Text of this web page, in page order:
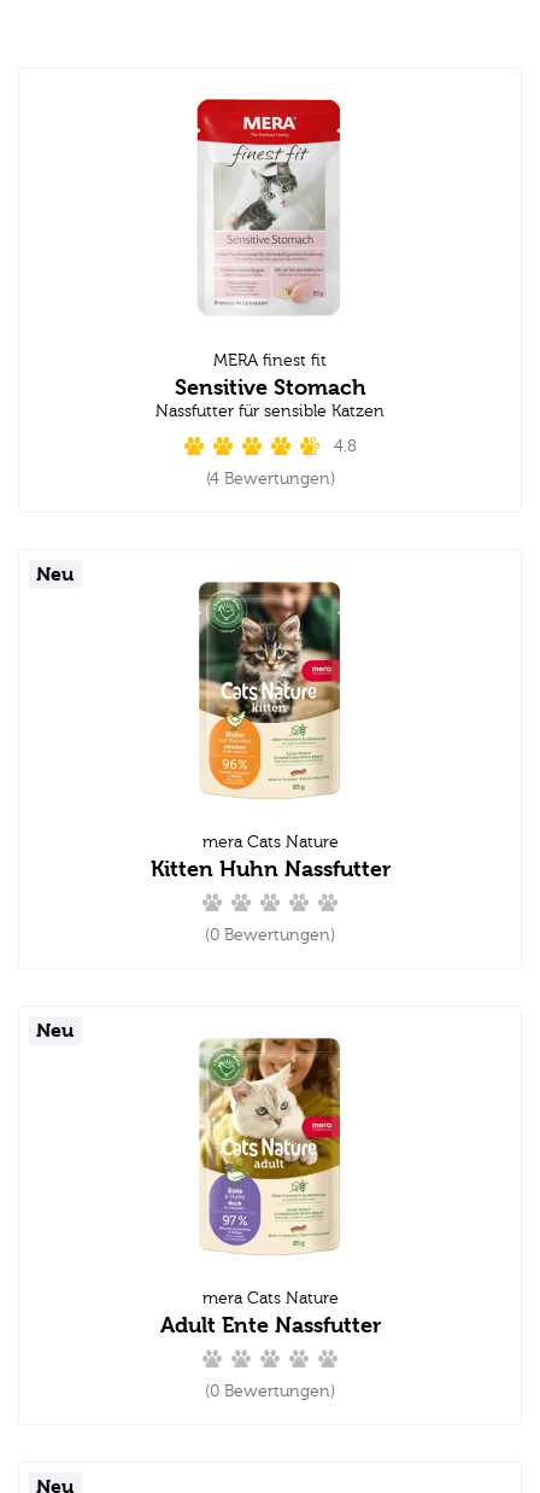
MERA finest fit
Sensitive Stomach
Nassfutter für sensible Katzen
4.8
(4 Bewertungen)
Neu
mera Cats Nature
Kitten Huhn Nassfutter
(0 Bewertungen)
Neu
mera Cats Nature
Adult Ente Nassfutter
(0 Bewertungen)
Neu